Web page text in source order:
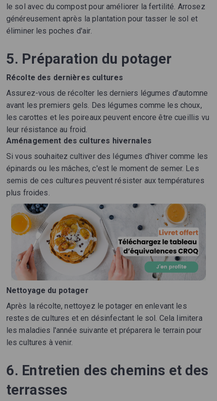
le sol avec du compost pour améliorer la fertilité. Arrosez
généreusement après la plantation pour tasser le sol et
éliminer les poches d'air.
5. Préparation du potager
Récolte des dernières cultures
Assurez-vous de récolter les derniers légumes d’automne
avant les premiers gels. Des légumes comme les choux,
les carottes et les poireaux peuvent encore être cueillis vu
leur résistance au froid.
Aménagement des cultures hivernales
Si vous souhaitez cultiver des légumes d'hiver comme les
épinards ou les mâches, c'est le moment de semer. Les
semis de ces cultures peuvent résister aux températures
plus froides.
Nettoyage du potager
Après la récolte, nettoyez le potager en enlevant les
restes de cultures et en désinfectant le sol. Cela limitera
les maladies l'année suivante et préparera le terrain pour
les cultures à venir.
6. Entretien des chemins et des
terrasses